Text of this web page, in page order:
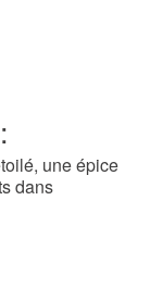
une épice
dans